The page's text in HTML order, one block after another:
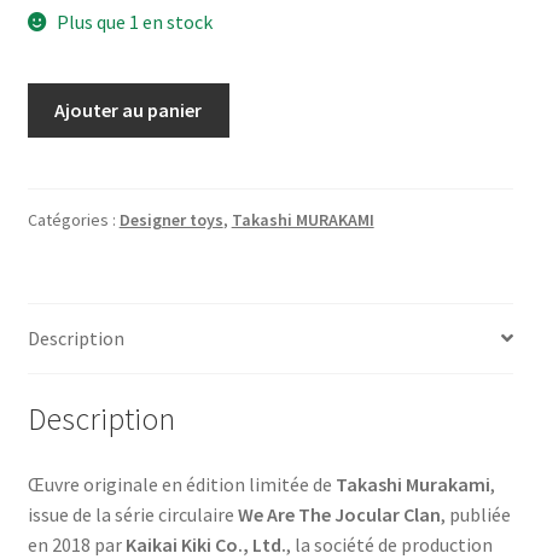
Plus que 1 en stock
We
Clan
Signée
Numérotée
/300
Ajouter au panier
Catégories : Designer toys, Takashi MURAKAMI
Description
Description
Œuvre originale en édition limitée de Takashi Murakami,
issue de la série circulaire We Are The Jocular Clan, publiée
en 2018 par Kaikai Kiki Co., Ltd., la société de production